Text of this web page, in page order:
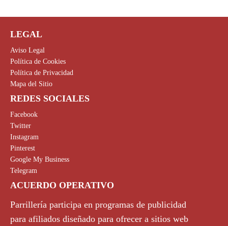
LEGAL
Aviso Legal
Política de Cookies
Política de Privacidad
Mapa del Sitio
REDES SOCIALES
Facebook
Twitter
Instagram
Pinterest
Google My Business
Telegram
ACUERDO OPERATIVO
Parrillería participa en programas de publicidad
para afiliados diseñado para ofrecer a sitios web